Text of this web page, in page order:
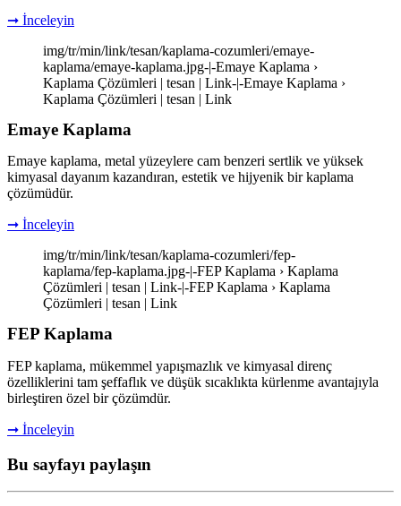
➞ İnceleyin
img/tr/min/link/tesan/kaplama-cozumleri/emaye-
kaplama/emaye-kaplama.jpg-|-Emaye Kaplama ›
Kaplama Çözümleri | tesan | Link-|-Emaye Kaplama ›
Kaplama Çözümleri | tesan | Link
Emaye Kaplama
Emaye kaplama, metal yüzeylere cam benzeri sertlik ve yüksek
kimyasal dayanım kazandıran, estetik ve hijyenik bir kaplama
çözümüdür.
➞ İnceleyin
img/tr/min/link/tesan/kaplama-cozumleri/fep-
kaplama/fep-kaplama.jpg-|-FEP Kaplama › Kaplama
Çözümleri | tesan | Link-|-FEP Kaplama › Kaplama
Çözümleri | tesan | Link
FEP Kaplama
FEP kaplama, mükemmel yapışmazlık ve kimyasal direnç
özelliklerini tam şeffaflık ve düşük sıcaklıkta kürlenme avantajıyla
birleştiren özel bir çözümdür.
➞ İnceleyin
Bu sayfayı paylaşın